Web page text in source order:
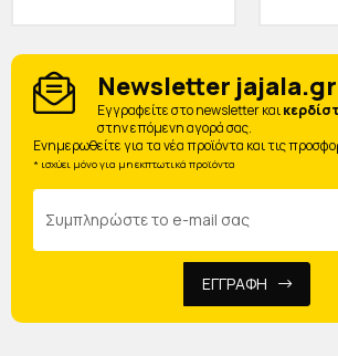
Newsletter jajala.gr
Eγγραφείτε στο newsletter και
στην επόμενη αγορά σας.
Ενημερωθείτε για τα νέα προϊόντα και τις
* ισχύει μόνο για μη εκπτωτικά προϊόντα
ΕΓΓΡΑΦΗ